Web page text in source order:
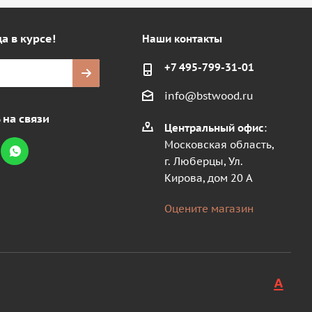
в курсе!
связи
Наши контакты
+7 495-799-31-01
info@bstwood.ru
Центральный офис:
Московская область,
г. Люберцы, Ул.
Кирова, дом 20 А
Оцените магазин